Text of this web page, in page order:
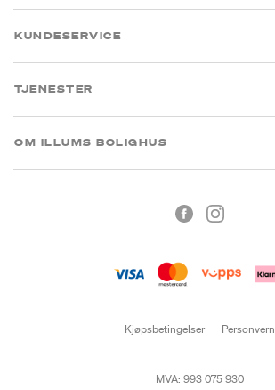
KUNDESERVICE
TJENESTER
OM ILLUMS BOLIGHUS
Kjøpsbetingelser Personvern
MVA: 993 075 930